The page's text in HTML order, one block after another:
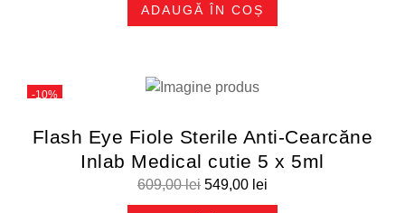
ADAUGĂ ÎN COȘ
-10%
Flash Eye Fiole Sterile Anti-Cearcăne
Inlab Medical cutie 5 x 5ml
609,00lei 549,00 lei